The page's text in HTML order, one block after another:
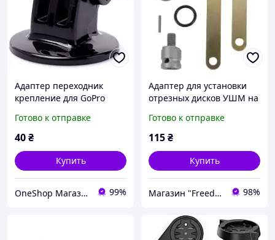
Адаптер переходник
крепление для GoPro
или монопод
Готово к отправке
40₴
Купить
OneShop Магазин-Склад 99%
Адаптер для установки
отрезных дисков УШМ на
Готово к отправке
115₴
Купить
Магазин "Freedelivery" 98%